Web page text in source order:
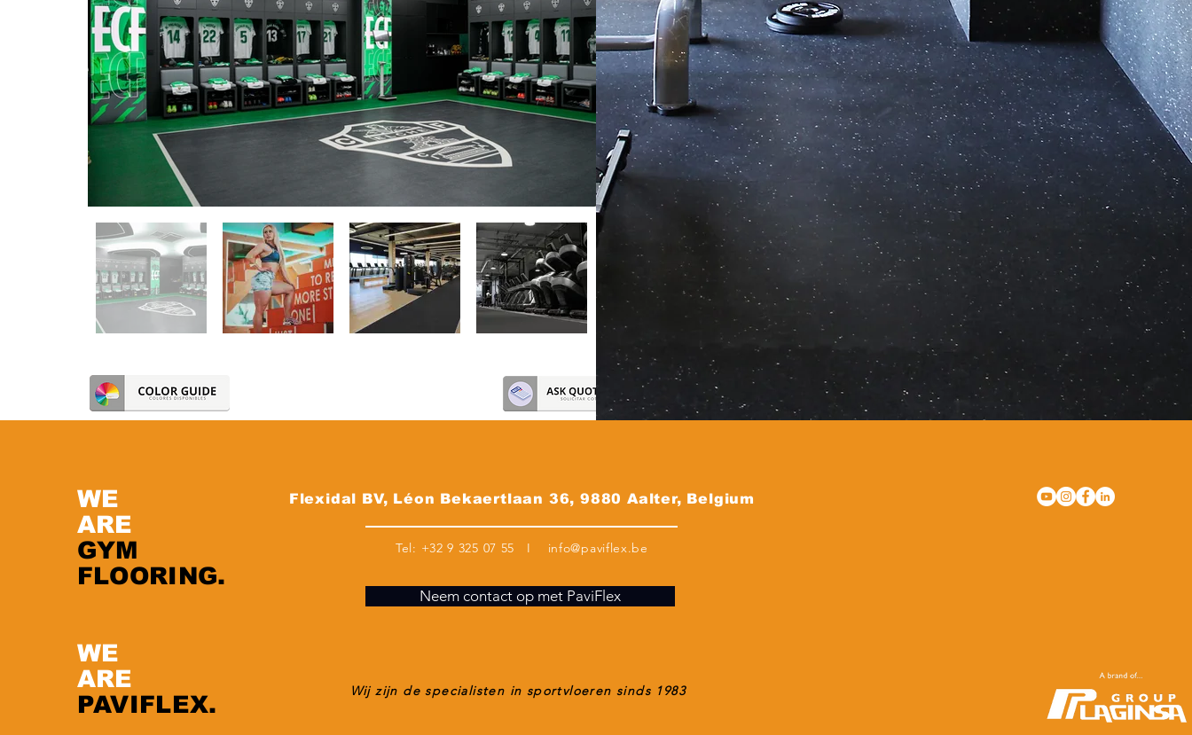
WE
ARE
GYM
FLOORING.
WE
ARE
PAVIFLEX.
Flexidal BV, Léon Bekaertlaan 36, 9880 Aalter, Belgium
Tel: +32 9 325 07 55 I info@paviflex.be
Neem contact op met PaviFlex
Wij zijn de specialisten in sportvloeren sinds 1983